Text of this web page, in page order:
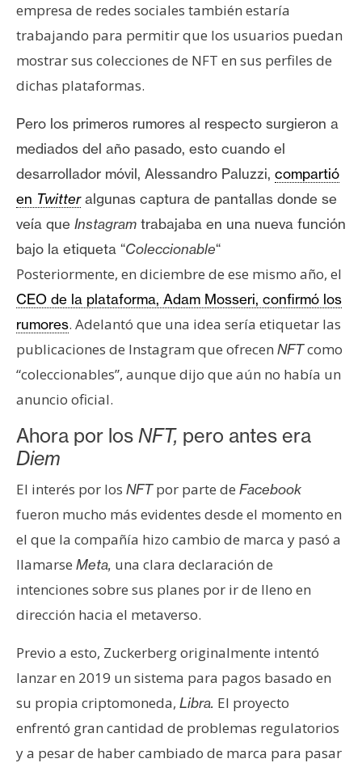
e
m
a
s
R
e
c
u
r
o
s
C
o
n
t
c
t
y
P
u
b
i
c
d
a
d
empresa de redes sociales también estaría
trabajando para permitir que los usuarios puedan
mostrar sus colecciones de NFT en sus perfiles de
dichas plataformas.
Pero los primeros rumores al respecto surgieron a
mediados del año pasado, esto cuando el
desarrollador móvil, Alessandro Paluzzi, compartió
en Twitteralgunas captura de pantallas donde se
veía que Instagram trabajaba en una nueva función
bajo la etiqueta “Coleccionable“
Posteriormente, en diciembre de ese mismo año, el
CEO de la plataforma, Adam Mosseri, confirmó los
rumores. Adelantó que una idea sería etiquetar las
publicaciones de Instagram que ofrecen NFTcomo
“coleccionables”, aunque dijo que aún no había un
anuncio oficial.
Ahora por los NFT, pero antes era
Diem
El interés por los NFTpor parte de Facebook
fueron mucho más evidentes desde el momento en
el que la compañía hizo cambio de marca y pasó a
llamarse Meta, una clara declaración de
intenciones sobre sus planes por ir de lleno en
dirección hacia el metaverso.
Previo a esto, Zuckerberg originalmente intentó
lanzar en 2019 un sistema para pagos basado en
su propia criptomoneda, Libra. El proyecto
enfrentó gran cantidad de problemas regulatorios
y a pesar de haber cambiado de marca para pasar